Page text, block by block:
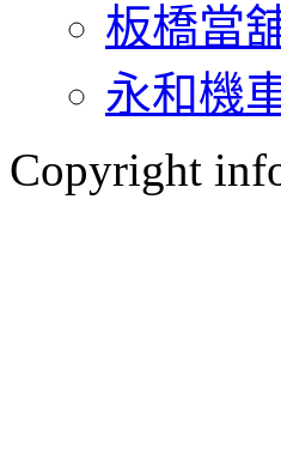
板橋當
永和機
Copyright